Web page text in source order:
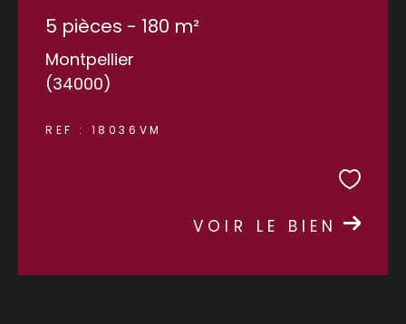
5 pièces - 180 m²
Montpellier
(34000)
REF : 18036VM
VOIR LE BIEN